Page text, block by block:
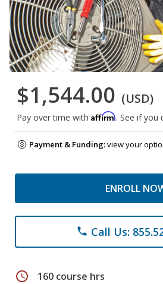
$1,544.00 (USD)
Pay over time with Affirm. See if you
Payment & Funding:view your
ENROLL
phone Call Us:
schedule 160 course hrs